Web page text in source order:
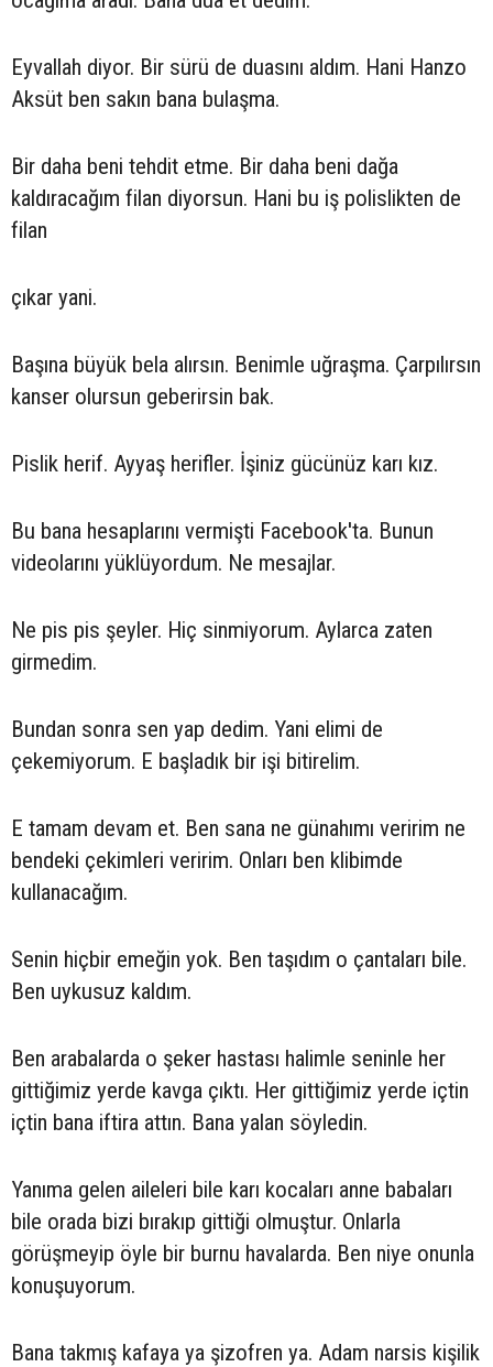
Eyvallah diyor. Bir sürü de duasını aldım. Hani Hanzo
Aksüt ben sakın bana bulaşma.
Bir daha beni tehdit etme. Bir daha beni dağa
kaldıracağım filan diyorsun. Hani bu iş polislikten de
filan
çıkar yani.
Başına büyük bela alırsın. Benimle uğraşma. Çarpılırsın
kanser olursun geberirsin bak.
Pislik herif. Ayyaş herifler. İşiniz gücünüz karı kız.
Bu bana hesaplarını vermişti Facebook'ta. Bunun
videolarını yüklüyordum. Ne mesajlar.
Ne pis pis şeyler. Hiç sinmiyorum. Aylarca zaten
girmedim.
Bundan sonra sen yap dedim. Yani elimi de
çekemiyorum. E başladık bir işi bitirelim.
E tamam devam et. Ben sana ne günahımı veririm ne
bendeki çekimleri veririm. Onları ben klibimde
kullanacağım.
Senin hiçbir emeğin yok. Ben taşıdım o çantaları bile.
Ben uykusuz kaldım.
Ben arabalarda o şeker hastası halimle seninle her
gittiğimiz yerde kavga çıktı. Her gittiğimiz yerde içtin
içtin bana iftira attın. Bana yalan söyledin.
Yanıma gelen aileleri bile karı kocaları anne babaları
bile orada bizi bırakıp gittiği olmuştur. Onlarla
görüşmeyip öyle bir burnu havalarda. Ben niye onunla
konuşuyorum.
Bana takmış kafaya ya şizofren ya. Adam narsis kişilik